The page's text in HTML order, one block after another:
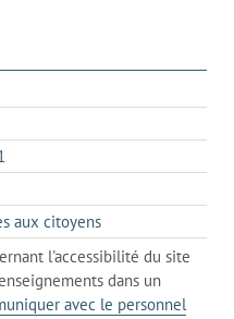
dans
un
client
de
votre
téléphone
aux citoyenss'ouvre
dans
l'onglet
actuel
l'accessibilité du site
dans un
avec le personnel